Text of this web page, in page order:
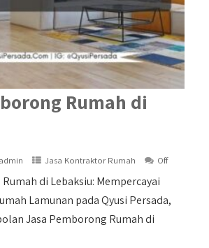
Rumah di
admin Jasa Kontraktor Rumah Off
di Lebaksiu: Mempercayai
Lamunan pada Qyusi Persada,
Jasa Pemborong Rumah di